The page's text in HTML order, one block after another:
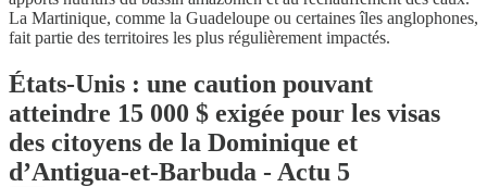
La Martinique, comme la Guadeloupe ou certaines îles anglophones,
fait partie des territoires les plus régulièrement impactés.
États-Unis : une caution pouvant
atteindre 15 000 $ exigée pour les visas
des citoyens de la Dominique et
d’Antigua-et-Barbuda - Actu 5